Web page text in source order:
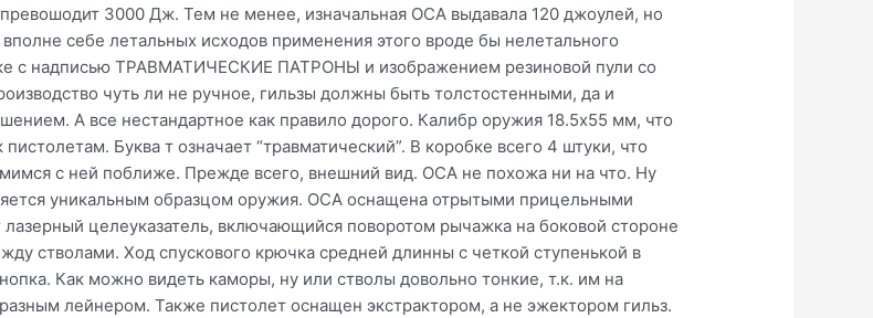
3000 Дж. Тем не менее, изначальная ОСА выдавала 120 джоулей, но
себе летальных исходов применения этого вроде бы нелетального
с надписью ТРАВМАТИЧЕСКИЕ ПАТРОНЫ и изображением резиновой пули со
чуть ли не ручное, гильзы должны быть толстостенными, да и
А все нестандартное как правило дорого. Калибр оружия 18.5х55 мм, что
Буква т означает “травматический”. В коробке всего 4 штуки, что
с ней поближе. Прежде всего, внешний вид. ОСА не похожа ни на что. Ну
уникальным образцом оружия. ОСА оснащена отрытыми прицельными
целеуказатель, включающийся поворотом рычажка на боковой стороне
стволами. Ход спускового крючка средней длинны с четкой ступенькой в
Как можно видеть каморы, ну или стволы довольно тонкие, т.к. им на
лейнером. Также пистолет оснащен экстрактором, а не эжектором гильз.